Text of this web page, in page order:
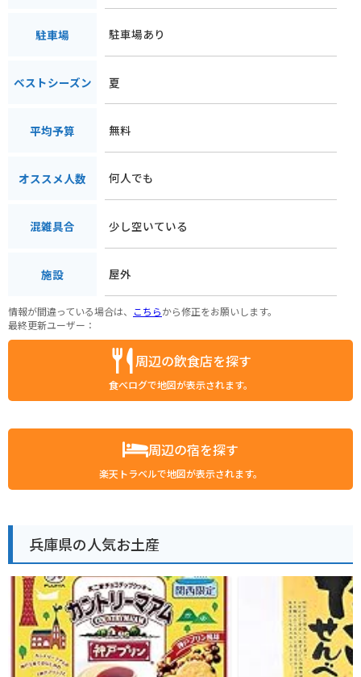
駐車場 駐車場あり
ベストシーズン 夏
平均予算 無料
オススメ人数 何人でも
混雑具合 少し空いている
施設 屋外
情報が間違っている場合は、 こちらから修正をお願いします。
最終更新ユーザー：
周辺の飲食店を探す
食べログで地図が表示されます。
周辺の宿を探す
楽天トラベルで地図が表示されます。
兵庫県の人気お土産